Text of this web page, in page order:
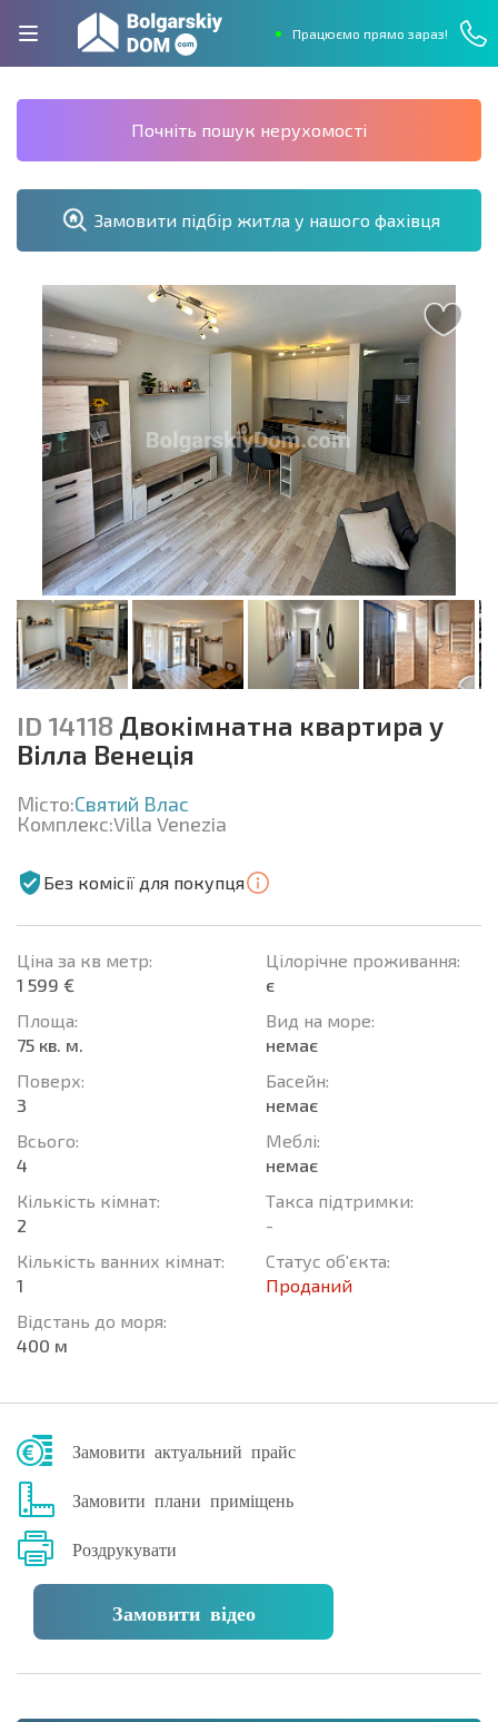
Працюємо прямо зараз!
Почніть пошук нерухомості
Замовити підбір житла у нашого фахівця
ID 14118 Двокімнатна квартира у
Вілла Венеція
Місто:Святий Влас
Комплекс:Villa Venezia
Без комісії для покупця
Ціна за кв метр:
1 599 €
Площа:
75 кв. м.
Поверх:
3
Всього:
4
Кількість кімнат:
2
Кількість ванних кімнат:
1
Відстань до моря:
400 м
Цілорічне проживання:
є
Вид на море:
немає
Баcейн:
немає
Меблі:
немає
Такса підтримки:
-
Статус об'єкта:
Проданий
Замовити актуальний прайс
Замовити плани приміщень
Роздрукувати
Замовити відео